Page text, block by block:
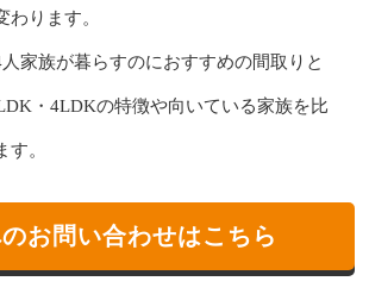
わります。
家族が暮らすのにおすすめの間取りと
・4LDKの特徴や向いている家族を比
。
お問い合わせはこちら